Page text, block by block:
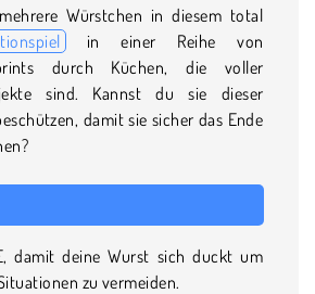
Würstchen in diesem total
in einer Reihe von
durch Küchen, die voller
sind. Kannst du sie dieser
damit sie sicher das Ende
damit deine Wurst sich duckt um
zu vermeiden.